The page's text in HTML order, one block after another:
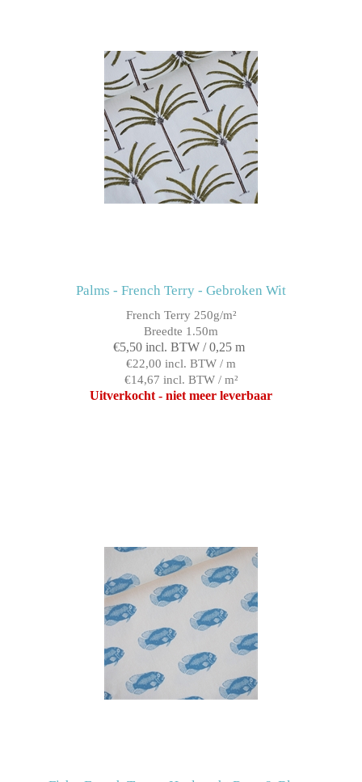
Palms - French Terry - Gebroken Wit
French Terry 250g/m²
Breedte 1.50m
€5,50 incl. BTW / 0,25 m
€22,00 incl. BTW / m
€14,67 incl. BTW / m²
Uitverkocht - niet meer leverbaar